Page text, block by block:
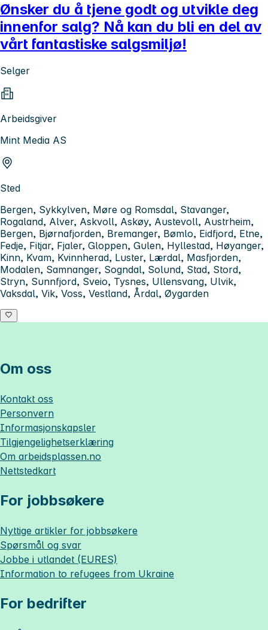
Ønsker du å tjene godt og utvikle deg
innenfor salg? Nå kan du bli en del av
vårt fantastiske salgsmiljø!
Selger
Arbeidsgiver
Mint Media AS
Sted
Bergen, Sykkylven, Møre og Romsdal, Stavanger,
Rogaland, Alver, Askvoll, Askøy, Austevoll, Austrheim,
Bergen, Bjørnafjorden, Bremanger, Bømlo, Eidfjord, Etne,
Fedje, Fitjar, Fjaler, Gloppen, Gulen, Hyllestad, Høyanger,
Kinn, Kvam, Kvinnherad, Luster, Lærdal, Masfjorden,
Modalen, Samnanger, Sogndal, Solund, Stad, Stord,
Stryn, Sunnfjord, Sveio, Tysnes, Ullensvang, Ulvik,
Vaksdal, Vik, Voss, Vestland, Årdal, Øygarden
Om oss
Kontakt oss
Personvern
Informasjonskapsler
Tilgjengelighetserklæring
Om arbeidsplassen.no
Nettstedkart
For jobbsøkere
Nyttige artikler for jobbsøkere
Spørsmål og svar
Jobbe i utlandet (EURES)
Information to refugees from Ukraine
For bedrifter